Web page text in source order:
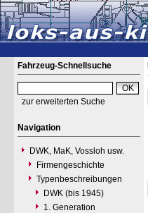
Fahrzeug-Schnellsuche
zur erweiterten Suche
Navigation
DWK, MaK, Vossloh usw.
Firmengeschichte
Typenbeschreibungen
DWK (bis 1945)
1. Generation